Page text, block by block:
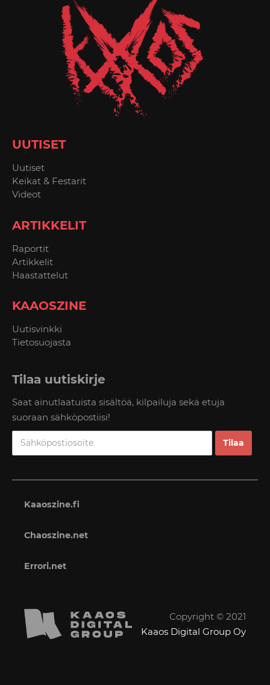
UUTISET
Uutiset
Keikat & Festarit
Videot
ARTIKKELIT
Raportit
Artikkelit
Haastattelut
KAAOSZINE
Uutisvinkki
Tietosuojasta
Tilaa uutiskirje
Saat ainutlaatuista sisältöä, kilpailuja sekä etuja
suoraan sähköpostiisi!
Kaaoszine.fi
Chaoszine.net
Errori.net
Copyright © 2021
Kaaos Digital Group Oy